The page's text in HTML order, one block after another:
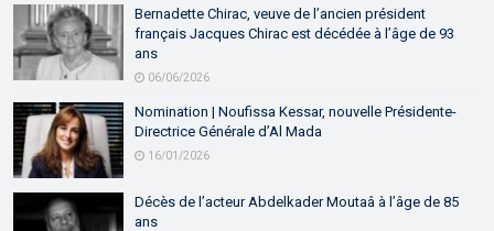
Bernadette Chirac, veuve de l’ancien président
français Jacques Chirac est décédée à l’âge de 93
ans
06/06/2026
Nomination | Noufissa Kessar, nouvelle Présidente-
Directrice Générale d’Al Mada
16/01/2026
Décès de l’acteur Abdelkader Moutaâ à l’âge de 85
ans